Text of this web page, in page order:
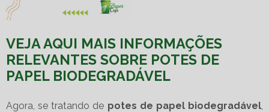
VEJA AQUI MAIS INFORMAÇÕES
RELEVANTES SOBRE POTES DE
PAPEL BIODEGRADÁVEL
Agora, se tratando de potes de papel biodegradável